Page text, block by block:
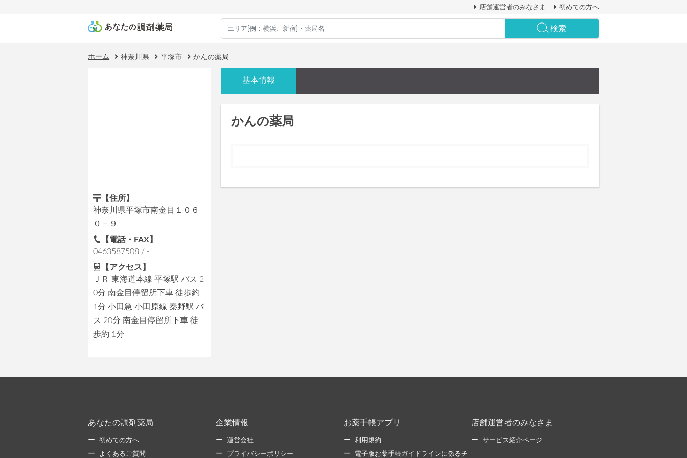
店舗運営者のみなさま 初めての方へ
検索
ホーム 神奈川県 平塚市 かんの薬局
【住所】
神奈川県平塚市南金目１０６
０－９
【電話・FAX】
0463587508 / -
【アクセス】
ＪＲ 東海道本線 平塚駅 バス 2
0分 南金目停留所下車 徒歩約
1分 小田急 小田原線 秦野駅 バ
ス 20分 南金目停留所下車 徒
歩約 1分
基本情報
かんの薬局
あなたの調剤薬局
初めての方へ
よくあるご質問
企業情報
運営会社
プライバシーポリシー
お薬手帳アプリ
利用規約
電子版お薬手帳ガイドラインに係るチ
店舗運営者のみなさま
サービス紹介ページ